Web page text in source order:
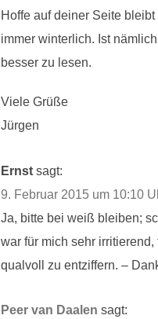
Hoffe auf deiner Seite bleibt
immer winterlich. Ist
besser zu lesen.
Viele Grüße
Jürgen
Ernst sagt:
9. Februar 2015 um 10:10
Ja, bitte bei weiß bleiben;
war für mich sehr irritierend,
qualvoll zu entziffern. –
Peer van Daalen sagt: